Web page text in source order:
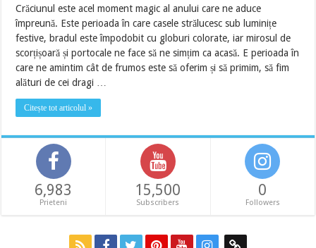
Crăciunul este acel moment magic al anului care ne aduce
împreună. Este perioada în care casele strălucesc sub luminițe
festive, bradul este împodobit cu globuri colorate, iar mirosul de
scorțișoară și portocale ne face să ne simțim ca acasă. E perioada în
care ne amintim cât de frumos este să oferim și să primim, să fim
alături de cei dragi …
Citește tot articolul »
6,983
Prieteni
15,500
Subscribers
0
Followers